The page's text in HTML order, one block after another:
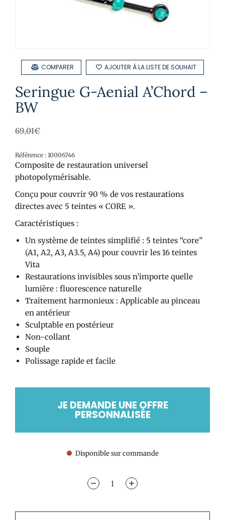
AJOUTER À LA LISTE DE SOUHAIT
COMPARER
Seringue G-Aenial A’Chord –
BW
69,01€
Référence : 10006746
Composite de restauration universel
photopolymérisable.
Conçu pour couvrir 90 % de vos restaurations
directes avec 5 teintes « CORE ».
Caractéristiques :
Un système de teintes simplifié : 5 teintes “core”
(A1, A2, A3, A3.5, A4) pour couvrir les 16 teintes
Vita
Restaurations invisibles sous n’importe quelle
lumière : fluorescence naturelle
Traitement harmonieux : Applicable au pinceau
en antérieur
Sculptable en postérieur
Non-collant
Souple
Polissage rapide et facile
JE DEMANDE UNE OFFRE
PERSONNALISÉE
Disponible sur commande